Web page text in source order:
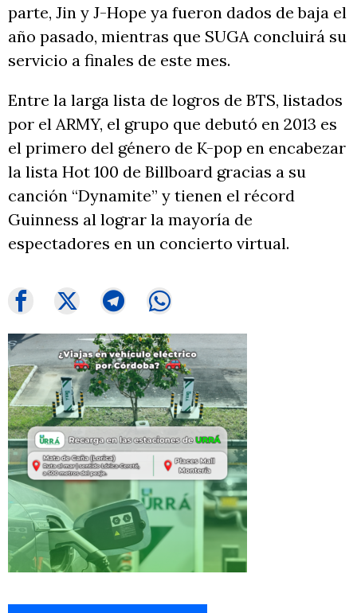
parte, Jin y J-Hope ya fueron dados de baja el
año pasado, mientras que SUGA concluirá su
servicio a finales de este mes.
Entre la larga lista de logros de BTS, listados
por el ARMY, el grupo que debutó en 2013 es
el primero del género de K-pop en encabezar
la lista Hot 100 de Billboard gracias a su
canción “Dynamite” y tienen el récord
Guinness al lograr la mayoría de
espectadores en un concierto virtual.